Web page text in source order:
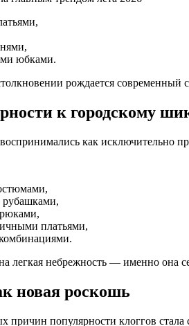
юбками.
рождается современный
к городскому
как исключительно
платьями,
легкая небрежность — именно она
новая роскошь
причин популярности клоггов стала